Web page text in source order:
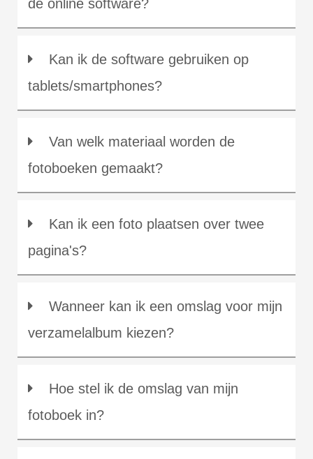
de online software?
Kan ik de software gebruiken op
tablets/smartphones?
Van welk materiaal worden de
fotoboeken gemaakt?
Kan ik een foto plaatsen over twee
pagina's?
Wanneer kan ik een omslag voor mijn
verzamelalbum kiezen?
Hoe stel ik de omslag van mijn
fotoboek in?